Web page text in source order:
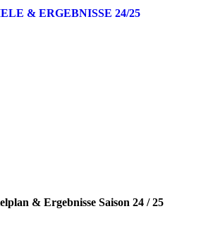
& ERGEBNISSE 24/25
& Ergebnisse Saison 24 / 25